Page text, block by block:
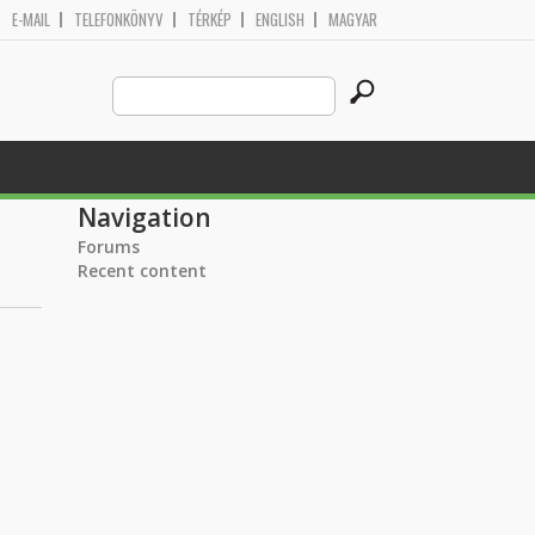
E-MAIL TELEFONKÖNYV TÉRKÉP ENGLISH MAGYAR
Search
this
site
Navigation
Forums
Recent content